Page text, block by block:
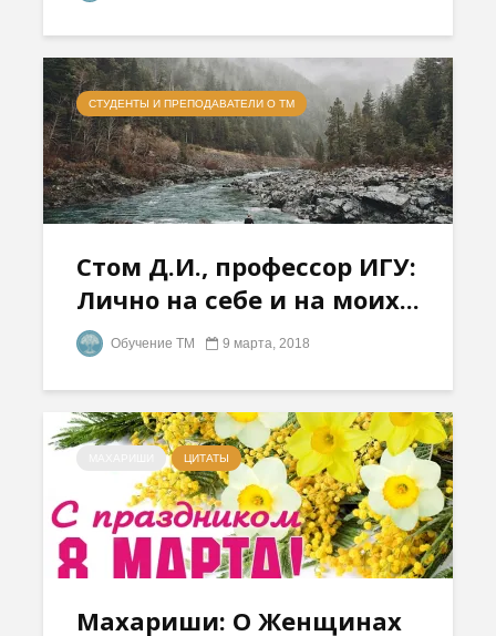
СТУДЕНТЫ И ПРЕПОДАВАТЕЛИ О ТМ
Стом Д.И., профессор ИГУ:
Лично на себе и на моих...
Обучение ТМ 9 марта, 2018
ЦИТАТЫ
Махариши: О Женщинах